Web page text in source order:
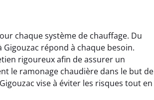
chaque système de chauffage. Du
répond à chaque besoin.
rigoureux afin de assurer un
le ramonage chaudière dans le but de
vise à éviter les risques tout en
Anthony Caron